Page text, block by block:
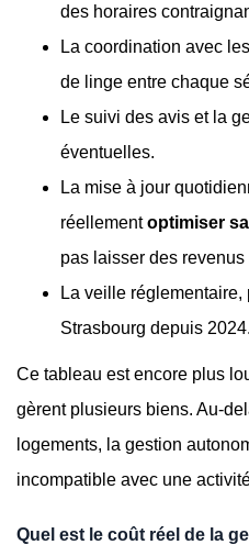
des horaires
La coordination avec
de linge entre chaque
Le suivi des avis et la
éventuelles.
La mise à jour
réellementoptimiser
pas laisser des revenus
La veille
Strasbourg depuis 2024.
Ce tableau est encore plus
gèrent plusieurs biens. Au-
logements, la gestion
incompatible avec une
Quel est le coût réel de la